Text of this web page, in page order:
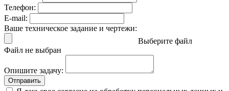
Телефон:
E-mail:
Ваше техническое задание и чертежи:
Выберите файл
Файл не выбран
Опишите задачу:
Отправить